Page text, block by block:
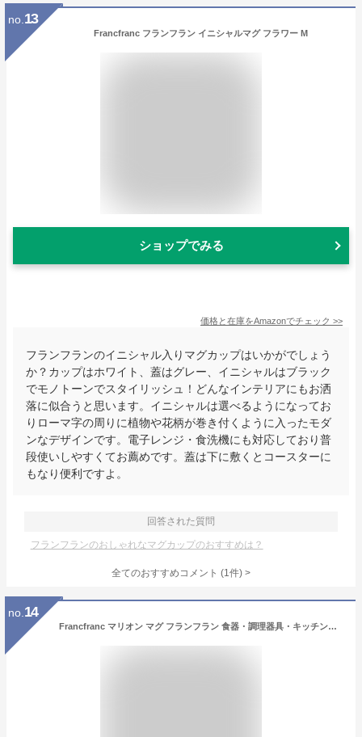
no. 13
Francfranc フランフラン イニシャルマグ フラワー M
ショップでみる
価格と在庫をAmazonでチェック >>
フランフランのイニシャル入りマグカップはいかがでしょう
か？カップはホワイト、蓋はグレー、イニシャルはブラック
でモノトーンでスタイリッシュ！どんなインテリアにもお洒
落に似合うと思います。イニシャルは選べるようになってお
りローマ字の周りに植物や花柄が巻き付くように入ったモダ
ンなデザインです。電子レンジ・食洗機にも対応しており普
段使いしやすくてお薦めです。蓋は下に敷くとコースターに
もなり便利ですよ。
回答された質問
フランフランのおしゃれなマグカップのおすすめは？
全てのおすすめコメント (1件) >
no. 14
Francfranc マリオン マグ フランフラン 食器・調理器具・キッチン用品 グラス・マグカップ・タンブラー ホワイト